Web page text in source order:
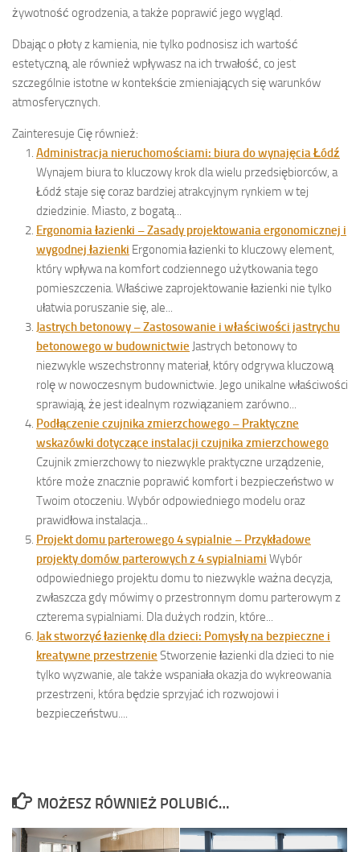
żywotność ogrodzenia, a także poprawić jego wygląd.
Dbając o płoty z kamienia, nie tylko podnosisz ich wartość
estetyczną, ale również wpływasz na ich trwałość, co jest
szczególnie istotne w kontekście zmieniających się warunków
atmosferycznych.
Zainteresuje Cię również:
Administracja nieruchomościami: biura do wynajęcia Łódź
Wynajem biura to kluczowy krok dla wielu przedsiębiorców, a
Łódź staje się coraz bardziej atrakcyjnym rynkiem w tej
dziedzinie. Miasto, z bogatą...
Ergonomia łazienki – Zasady projektowania ergonomicznej i
wygodnej łazienki Ergonomia łazienki to kluczowy element,
który wpływa na komfort codziennego użytkowania tego
pomieszczenia. Właściwe zaprojektowanie łazienki nie tylko
ułatwia poruszanie się, ale...
Jastrych betonowy – Zastosowanie i właściwości jastrychu
betonowego w budownictwie Jastrych betonowy to
niezwykle wszechstronny materiał, który odgrywa kluczową
rolę w nowoczesnym budownictwie. Jego unikalne właściwości
sprawiają, że jest idealnym rozwiązaniem zarówno...
Podłączenie czujnika zmierzchowego – Praktyczne
wskazówki dotyczące instalacji czujnika zmierzchowego
Czujnik zmierzchowy to niezwykle praktyczne urządzenie,
które może znacznie poprawić komfort i bezpieczeństwo w
Twoim otoczeniu. Wybór odpowiedniego modelu oraz
prawidłowa instalacja...
Projekt domu parterowego 4 sypialnie – Przykładowe
projekty domów parterowych z 4 sypialniami Wybór
odpowiedniego projektu domu to niezwykle ważna decyzja,
zwłaszcza gdy mówimy o przestronnym domu parterowym z
czterema sypialniami. Dla dużych rodzin, które...
Jak stworzyć łazienkę dla dzieci: Pomysły na bezpieczne i
kreatywne przestrzenie Stworzenie łazienki dla dzieci to nie
tylko wyzwanie, ale także wspaniała okazja do wykreowania
przestrzeni, która będzie sprzyjać ich rozwojowi i
bezpieczeństwu....
MOŻESZ RÓWNIEŻ POLUBIĆ…